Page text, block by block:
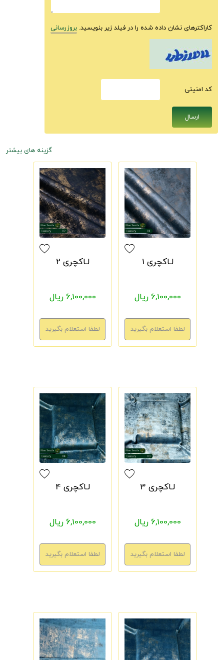
کاراکترهای نشان داده شده را در فیلد زیر بنویسید. بروزرسانی
كد امنيتى
گزینه های بیشتر
لـاکچری 1
6,100,000 ریال
لـاکچری 2
6,100,000 ریال
لـاکچری 3
6,100,000 ریال
لـاکچری 4
6,100,000 ریال